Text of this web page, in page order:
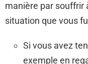
manière par souffrir
situation que vous
Si vous avez
exemple en